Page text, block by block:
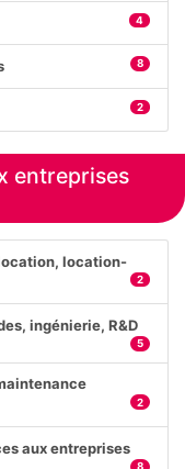
4
8
2
entreprises
location-
2
ingénierie, R&D
5
2
aux entreprises